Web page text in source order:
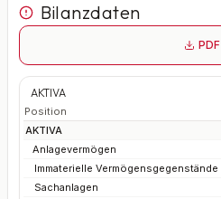
Bilanzdaten
PDF
AKTIVA
Position
AKTIVA
Anlagevermögen
Immaterielle Vermögensgegenstände
Sachanlagen